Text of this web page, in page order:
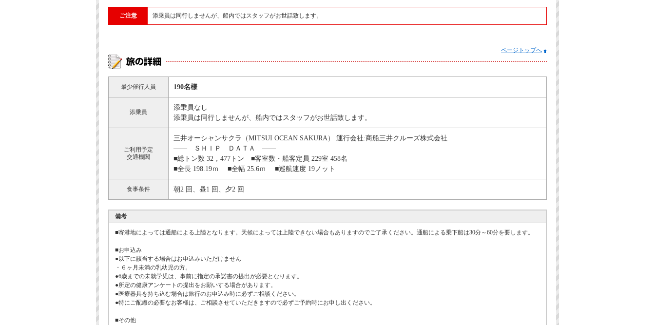
ご注意 添乗員は同行しませんが、船内ではスタッフがお世話致します。
ページトップへ
最少催行人員 190名様
添乗員
添乗員なし
添乗員は同行しませんが、船内ではスタッフがお世話致します。
ご利用予定
交通機関
三井オーシャンサクラ（MITSUI OCEAN SAKURA） 運行会社:商船三井クルーズ株式会社
―― ＳＨＩＰ ＤＡＴＡ ――
■総トン数 32，477トン ■客室数・船客定員 229室 458名
■全長 198.19ｍ ■全幅 25.6ｍ ■巡航速度 19ノット
食事条件 朝2 回、昼1 回、夕2 回
備考
■寄港地によっては通船による上陸となります。天候によっては上陸できない場合もありますのでご了承ください。通船による乗下船は30分～60分を要します。
■お申込み
●以下に該当する場合はお申込みいただけません
・６ヶ月未満の乳幼児の方。
●6歳までの未就学児は、事前に指定の承諾書の提出が必要となります。
●所定の健康アンケートの提出をお願いする場合があります。
●医療器具を持ち込む場合は旅行のお申込み時に必ずご相談ください。
●特にご配慮の必要なお客様は、ご相談させていただきますので必ずご予約時にお申し出ください。
■その他